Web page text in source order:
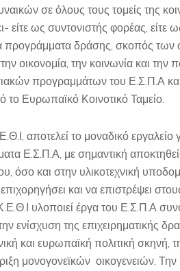
σε όλους τους τομείς της
είτε ως συντονιστής φορέας, είτε
δράσης, σκοπός των
οικονομία, την κοινωνία και την
προγραμμάτων του Ε.Σ.Π.Α
το Ευρωπαϊκό Κοινοτικό Ταμείο.
αποτελεί το μοναδικό
Ε.Σ.Π.Α, με σημαντική
όσο και στην υλικοτεχνική
και να επιστρέψει
υλοποιεί έργα του Ε.Σ.Π.Α
ενίσχυση της επιχειρηματικής
και ευρωπαϊκή πολιτική σκηνή,
μονογονεϊκών οικογενειών.